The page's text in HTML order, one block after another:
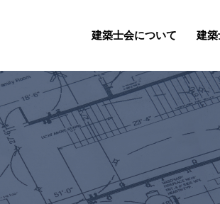
建築士会について 建